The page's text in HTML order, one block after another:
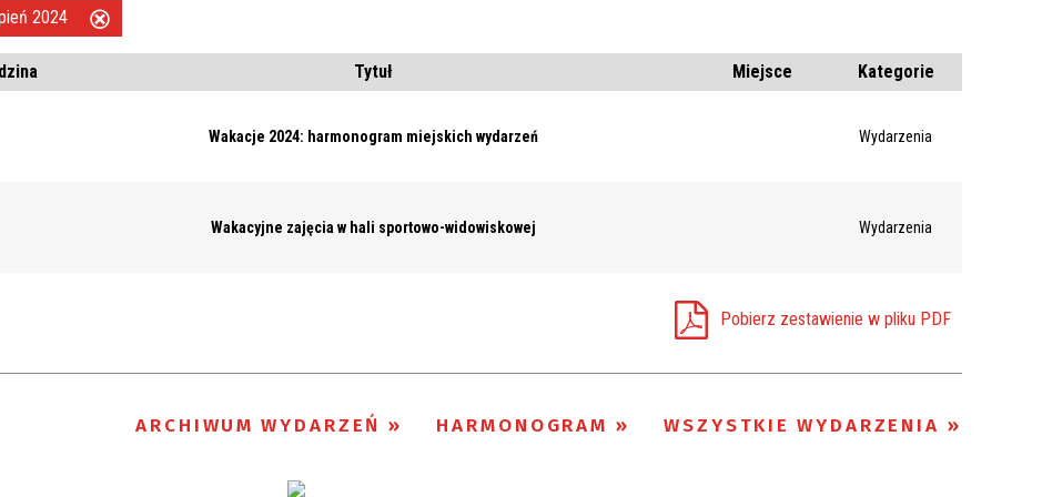
Kategoria
zakresie
Miejsce
2024
ten
Tytuł Miejsce Kategorie
Wakacje 2024: harmonogram miejskich wydarzeń Wydarzenia
Wakacyjne zajęcia w hali sportowo-widowiskowej Wydarzenia
Pobierz zestawienie w pliku PDF
WSZYSTKIE WYDARZENIA
HARMONOGRAM
ARCHIWUM WYDARZEŃ